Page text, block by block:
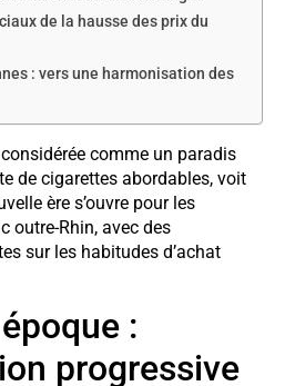
de la hausse des prix du
: vers une harmonisation des
comme un paradis
de cigarettes abordables, voit
ère s’ouvre pour les
outre-Rhin, avec des
sur les habitudes d’achat
:
progressive